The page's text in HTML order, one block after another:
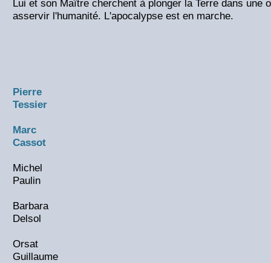
Lui et son Maître cherchent à plonger la Terre dans une
asservir l'humanité. L'apocalypse est en marche.
Pierre
Tessier
Marc
Cassot
Michel
Paulin
Barbara
Delsol
Orsat
Guillaume